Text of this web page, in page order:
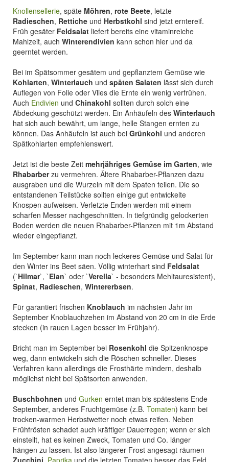
Knollensellerie, späte Möhren, rote Beete, letzte
Radieschen, Rettiche und Herbstkohl sind jetzt erntereif.
Früh gesäter Feldsalat liefert bereits eine vitaminreiche
Mahlzeit, auch Winterendivien kann schon hier und da
geerntet werden.
Bei im Spätsommer gesätem und gepflanztem Gemüse wie
Kohlarten, Winterlauch und späten Salaten lässt sich durch
Auflegen von Folie oder Vlies die Ernte ein wenig verfrühen.
Auch Endivien und Chinakohl sollten durch solch eine
Abdeckung geschützt werden. Ein Anhäufeln des Winterlauch
hat sich auch bewährt, um lange, helle Stangen ernten zu
können. Das Anhäufeln ist auch bei Grünkohl und anderen
Spätkohlarten empfehlenswert.
Jetzt ist die beste Zeit mehrjähriges Gemüse im Garten, wie
Rhabarberzu vermehren. Ältere Rhabarber-Pflanzen dazu
ausgraben und die Wurzeln mit dem Spaten teilen. Die so
entstandenen Teilstücke sollten einige gut entwickelte
Knospen aufweisen. Verletzte Enden werden mit einem
scharfen Messer nachgeschnitten. In tiefgründig gelockerten
Boden werden die neuen Rhabarber-Pflanzen mit 1m Abstand
wieder eingepflanzt.
Im September kann man noch leckeres Gemüse und Salat für
den Winter ins Beet säen. Völlig winterhart sind Feldsalat
(`Hilmar`, `Elan` oder `Verella` - besonders Mehltauresistent),
Spinat, Radieschen, Wintererbsen.
Für garantiert frischen Knoblauch im nächsten Jahr im
September Knoblauchzehen im Abstand von 20 cm in die Erde
stecken (in rauen Lagen besser im Frühjahr).
Bricht man im September bei Rosenkohl die Spitzenknospe
weg, dann entwickeln sich die Röschen schneller. Dieses
Verfahren kann allerdings die Frosthärte mindern, deshalb
möglichst nicht bei Spätsorten anwenden.
Buschbohnen und Gurken erntet man bis spätestens Ende
September, anderes Fruchtgemüse (z.B. Tomaten) kann bei
trocken-warmen Herbstwetter noch etwas reifen. Neben
Frühfrösten schadet auch kräftiger Dauerregen; wenn er sich
einstellt, hat es keinen Zweck, Tomaten und Co. länger
hängen zu lassen. Ist also längerer Frost angesagt räumen
Zucchini Paprika und die letzten Tomaten besser das Feld